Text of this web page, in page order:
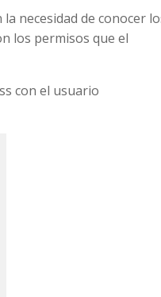
necesidad de conocer
los permisos que el
con el usuario